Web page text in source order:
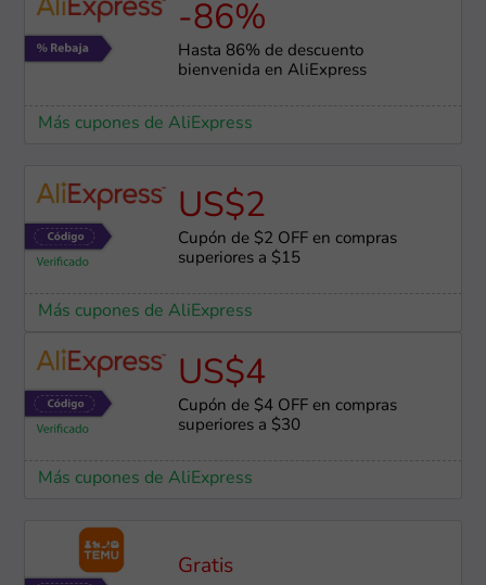
-86%
Hasta 86% de descuento
bienvenida en AliExpress
Más cupones de AliExpress
US$2
Cupón de $2 OFF en compras
superiores a $15
Más cupones de AliExpress
US$4
Cupón de $4 OFF en compras
superiores a $30
Más cupones de AliExpress
Gratis